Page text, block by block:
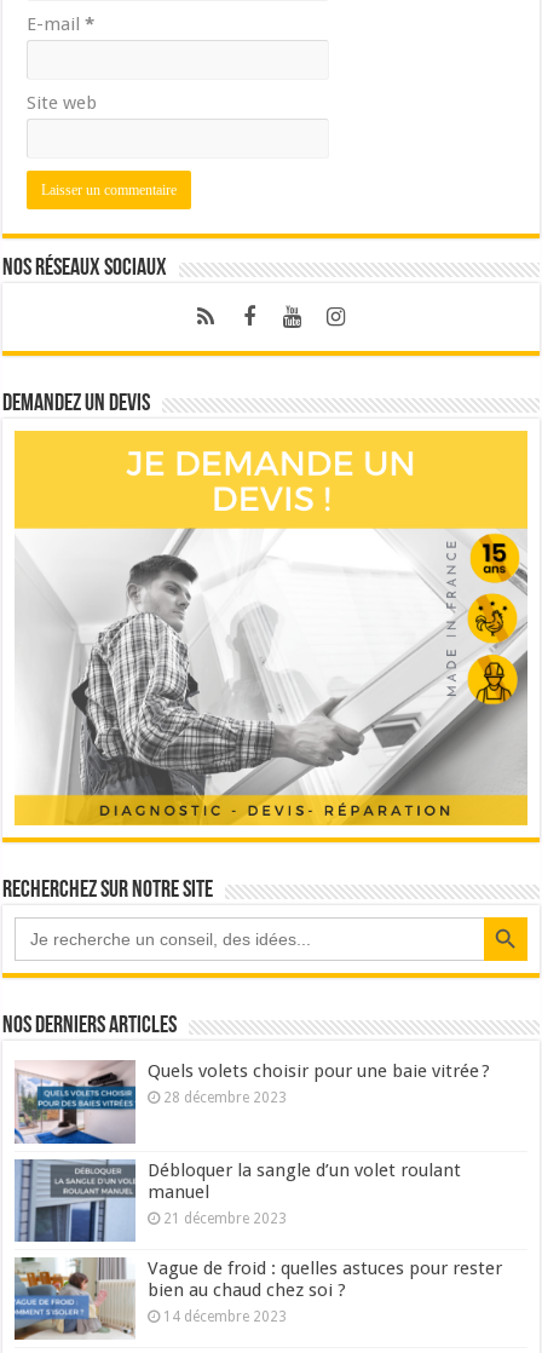
E-mail*
Site web
Nos réseaux sociaux
Demandez un devis
Recherchez sur notre site
Search Button
Nos derniers articles
Quels volets choisir pour une baie vitrée ?
28 décembre 2023
Débloquer la sangle d’un volet roulant
manuel
21 décembre 2023
Vague de froid : quelles astuces pour rester
bien au chaud chez soi ?
14 décembre 2023